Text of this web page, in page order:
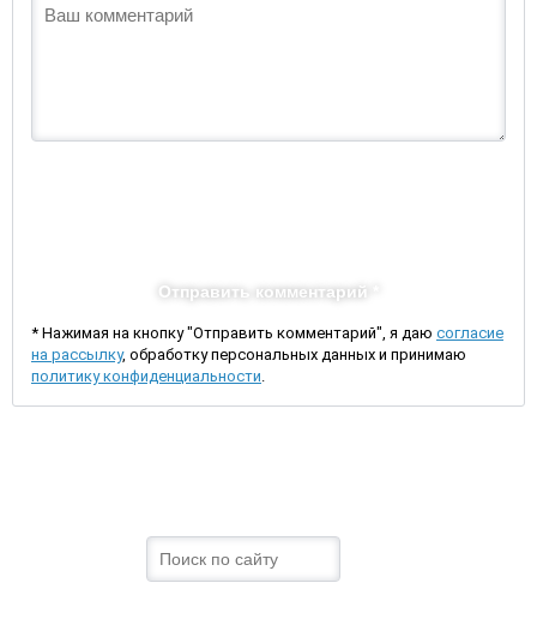
Отправить комментарий *
* Нажимая на кнопку "Отправить комментарий", я даю согласие
на рассылку, обработку персональных данных и принимаю
политику конфиденциальности